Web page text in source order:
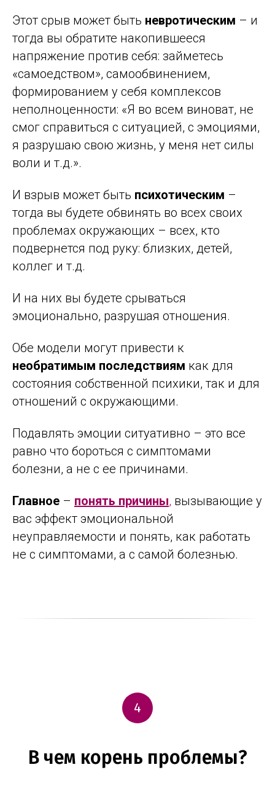
Этот срыв может быть невротическим – и
тогда вы обратите накопившееся
напряжение против себя: займетесь
«самоедством», самообвинением,
формированием у себя комплексов
неполноценности: «Я во всем виноват, не
смог справиться с ситуацией, с эмоциями,
я разрушаю свою жизнь, у меня нет силы
воли и т.д.».
И взрыв может быть психотическим –
тогда вы будете обвинять во всех своих
проблемах окружающих – всех, кто
подвернется под руку: близких, детей,
коллег и т.д.
И на них вы будете срываться
эмоционально, разрушая отношения.
Обе модели могут привести к
необратимым последствиям как для
состояния собственной психики, так и для
отношений с окружающими.
Подавлять эмоции ситуативно – это все
равно что бороться с симптомами
болезни, а не с ее причинами.
Главное – понять причины, вызывающие у
вас эффект эмоциональной
неуправляемости и понять, как работать
не с симптомами, а с самой болезнью.
4
В чем корень проблемы?